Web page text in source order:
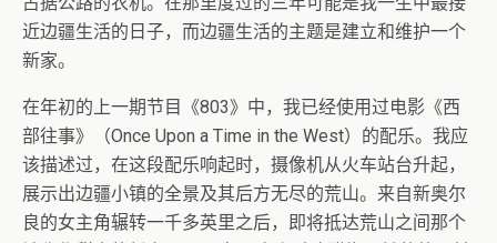
近边疆生活的日子，而边疆生活的主题是建立和维护一个
新家。
在年初的上一期节目《803》中，我已经使用过电影《西
部往事》（Once Upon a Time in the West）的配乐。我应
该描述过，在这段配乐响起时，摄像机从火车站台升起，
展示出边疆小镇的全景及其后方无尽的荒山。来自新奥尔
良的女主角辗转一千多英里之后，即将抵达荒山之间那个